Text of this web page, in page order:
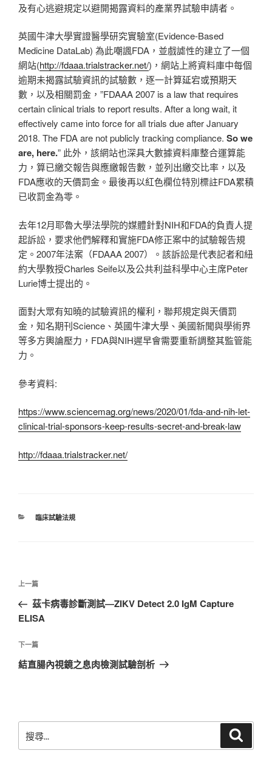
及有心逃避規定以避開揭露資料的產業界試驗申請者。
英國牛津大學實證醫學研究實驗室(Evidence-Based
Medicine DataLab) 為此嘲諷FDA，並戲謔性的建立了一個
網站(http://fdaaa.trialstracker.net/)，網站上將資料庫中每個
逾期未揭露試驗資訊的試驗數，逐一計算延宕或預期天
數，以及相關罰金，”FDAAA 2007 is a law that requires
certain clinical trials to report results. After a long wait, it
effectively came into force for all trials due after January
2018. The FDA are not publicly tracking compliance. So we
are, here.” 此外，該網站也深具大數據資料庫整合運算能
力，算已繳交報告與應繳報告數，並列出繳交比率，以及
FDA應收的天價罰金。最後再以紅色欄位特別標註FDA累積
已收罰金為零。
去年12月耶魯大學法學院的媒體針對NIH和FDA的負責人提
起訴訟，要求他們解釋和實施FDA修正案中的試驗報告規
定。2007年法案（FDAAA 2007）。該訴訟是代表記者和紐
約大學教授Charles Seife以及公共利益科學中心主席Peter
Lurie博士提出的。
面對大眾有知曉的試驗資訊的權利，聯邦規定與天價罰
金，知名期刊Science、英國牛津大學、美國新聞與學術界
等多方輿論壓力，FDA與NIH遲早會需要重新調整其監管能
力。
參考資料:
https://www.sciencemag.org/news/2020/01/fda-and-nih-let-
clinical-trial-sponsors-keep-results-secret-and-break-law
http://fdaaa.trialstracker.net/
分
臨床試驗法規
文
導
上
一
篇
章
上一篇
茲卡病毒診斷測試―ZIKV Detect 2.0 IgM Capture
ELISA
下
一
下一篇
結直腸內視鏡之息肉檢測試驗剖析
尋